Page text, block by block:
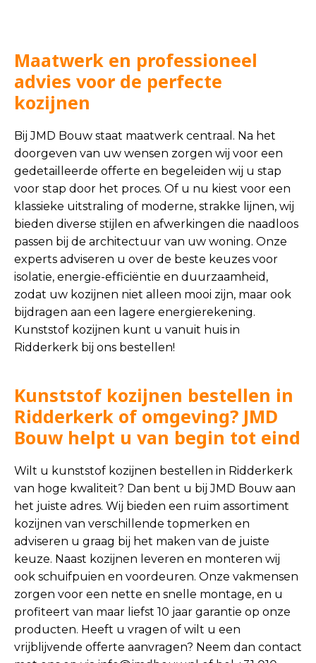
Maatwerk en professioneel
advies voor de perfecte
kozijnen
Bij JMD Bouw staat maatwerk centraal. Na het
doorgeven van uw wensen zorgen wij voor een
gedetailleerde offerte en begeleiden wij u stap
voor stap door het proces. Of u nu kiest voor een
klassieke uitstraling of moderne, strakke lijnen, wij
bieden diverse stijlen en afwerkingen die naadloos
passen bij de architectuur van uw woning. Onze
experts adviseren u over de beste keuzes voor
isolatie, energie-efficiëntie en duurzaamheid,
zodat uw kozijnen niet alleen mooi zijn, maar ook
bijdragen aan een lagere energierekening.
Kunststof kozijnen kunt u vanuit huis in
Ridderkerk bij ons bestellen!
Kunststof kozijnen bestellen in
Ridderkerk of omgeving? JMD
Bouw helpt u van begin tot eind
Wilt u kunststof kozijnen bestellen in Ridderkerk
van hoge kwaliteit? Dan bent u bij JMD Bouw aan
het juiste adres. Wij bieden een ruim assortiment
kozijnen van verschillende topmerken en
adviseren u graag bij het maken van de juiste
keuze. Naast kozijnen leveren en monteren wij
ook schuifpuien en voordeuren. Onze vakmensen
zorgen voor een nette en snelle montage, en u
profiteert van maar liefst 10 jaar garantie op onze
producten. Heeft u vragen of wilt u een
vrijblijvende offerte aanvragen? Neem dan contact